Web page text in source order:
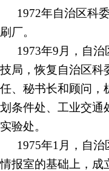
1972年自治区科
刷厂。
1973年9月，自
技局，恢复自治区科
任、秘书长和顾问，
划条件处、工业交通
实验处。
1975年1月，自
情报室的基础上，成